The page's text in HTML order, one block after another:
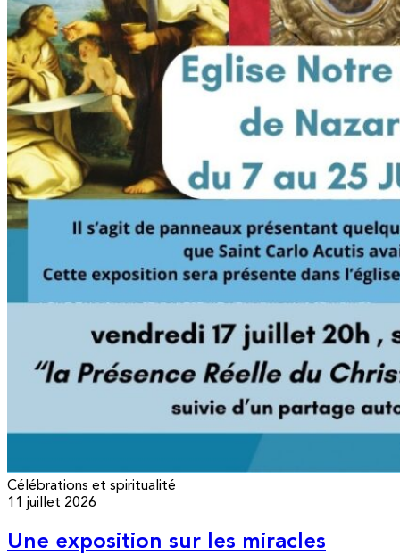
Célébrations et spiritualité
11 juillet 2026
Une exposition sur les miracles